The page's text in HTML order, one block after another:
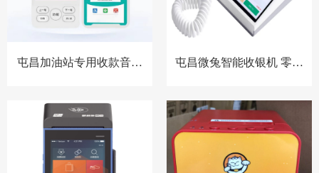
屯昌加油站专用收款音箱
屯昌微兔智能收银机 零售